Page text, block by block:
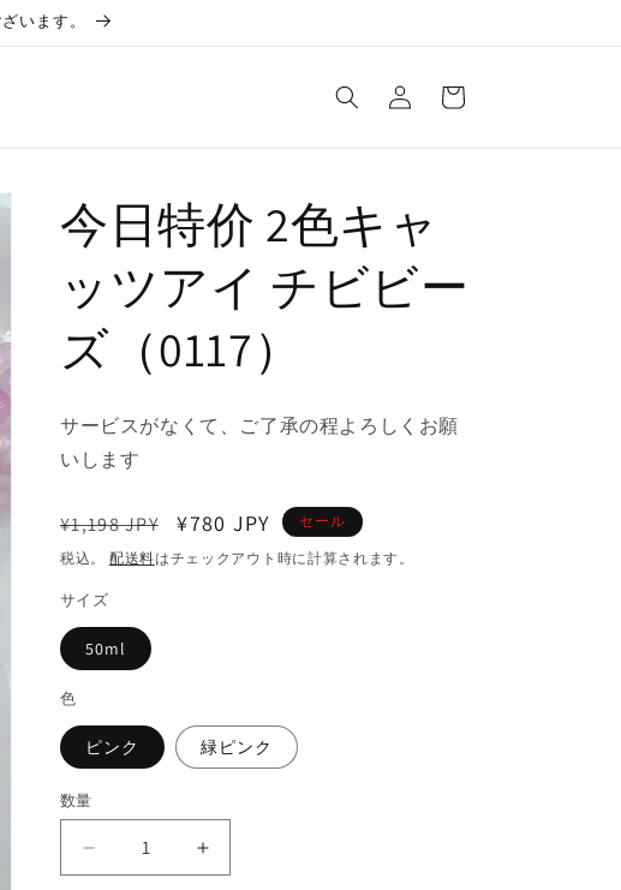
います。
グ
イ
ー
今日特价 2色キャ
ッツアイ チビビー
ズ（0117）
サービスがなくて、ご了承の程よろしくお願
いします
通
常
価
格
¥1,198 JPY
セ
ー
¥780 JPY セール
税込。 配送料はチェックアウト時に計算されます。
サイズ
50ml
色
ピンク 緑ピンク
数
数量
今